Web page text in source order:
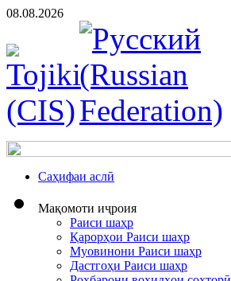
08.08.2026
Cаҳифаи аслӣ
Мақомоти иҷроия
Раиси шаҳр
Қарорҳои Раиси шаҳр
Муовинони Раиси шаҳр
Дастгоҳи Раиси шаҳр